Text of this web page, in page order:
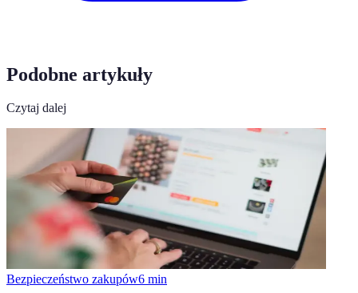
Podobne artykuły
Czytaj dalej
Bezpieczeństwo zakupów6 min